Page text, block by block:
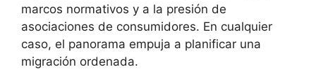
marcos normativos y a la presión de
asociaciones de consumidores. En cualquier
caso, el panorama empuja a planificar una
migración ordenada.